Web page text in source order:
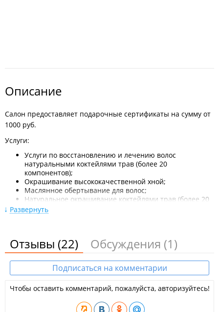
Описание
Салон предоставляет подарочные сертификаты на сумму от
1000 руб.
Услуги:​
Услуги по восстановлению и лечению волос
натуральными коктейлями трав (более 20
компонентов);
Окрашивание высококачественной хной;
Маслянное обертывание для волос;
Натуральное окрашивание коктейлями трав (более 20
компонентов);
Мелирование;
5D-окрашивание (окрашивание+ламинирование в
одной процедуре);
Щадящее окрашивание;
Тотал блонд;
Омбре, шатуш;
Колорирование;
Окрашивание корней;
Развернуть
Отзывы (22) Обсуждения (1)
Подписаться на комментарии
Чтобы оставить комментарий, пожалуйста, авторизуйтесь!